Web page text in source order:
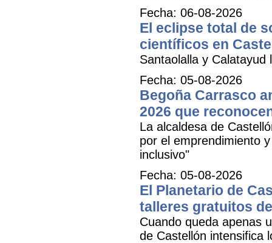
Fecha: 06-08-2026
El eclipse total de
científicos en
Santaolalla y Calatayud
Fecha: 05-08-2026
Begoña Carrasco
2026 que
La alcaldesa de
por el emprendimiento
inclusivo"
Fecha: 05-08-2026
El Planetario de
talleres gratuitos
Cuando queda apenas
de Castellón intensifica